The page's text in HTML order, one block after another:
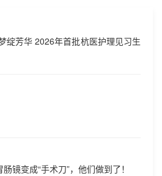
绽芳华 2026年首批杭医护理见习生
镜变成“手术刀”，他们做到了！